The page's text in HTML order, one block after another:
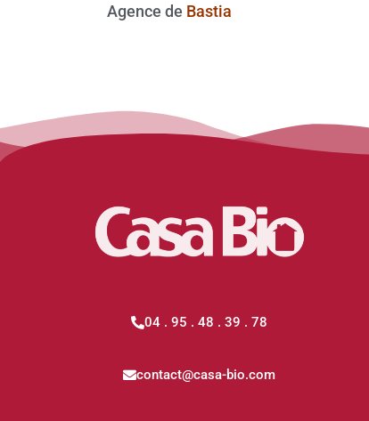
Agence de Bastia
04 . 95 . 48 . 39 . 78
contact@casa-bio.com